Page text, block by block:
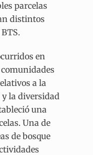
parcelas
distintos
en
a la
la diversidad
una
Una de
de bosque